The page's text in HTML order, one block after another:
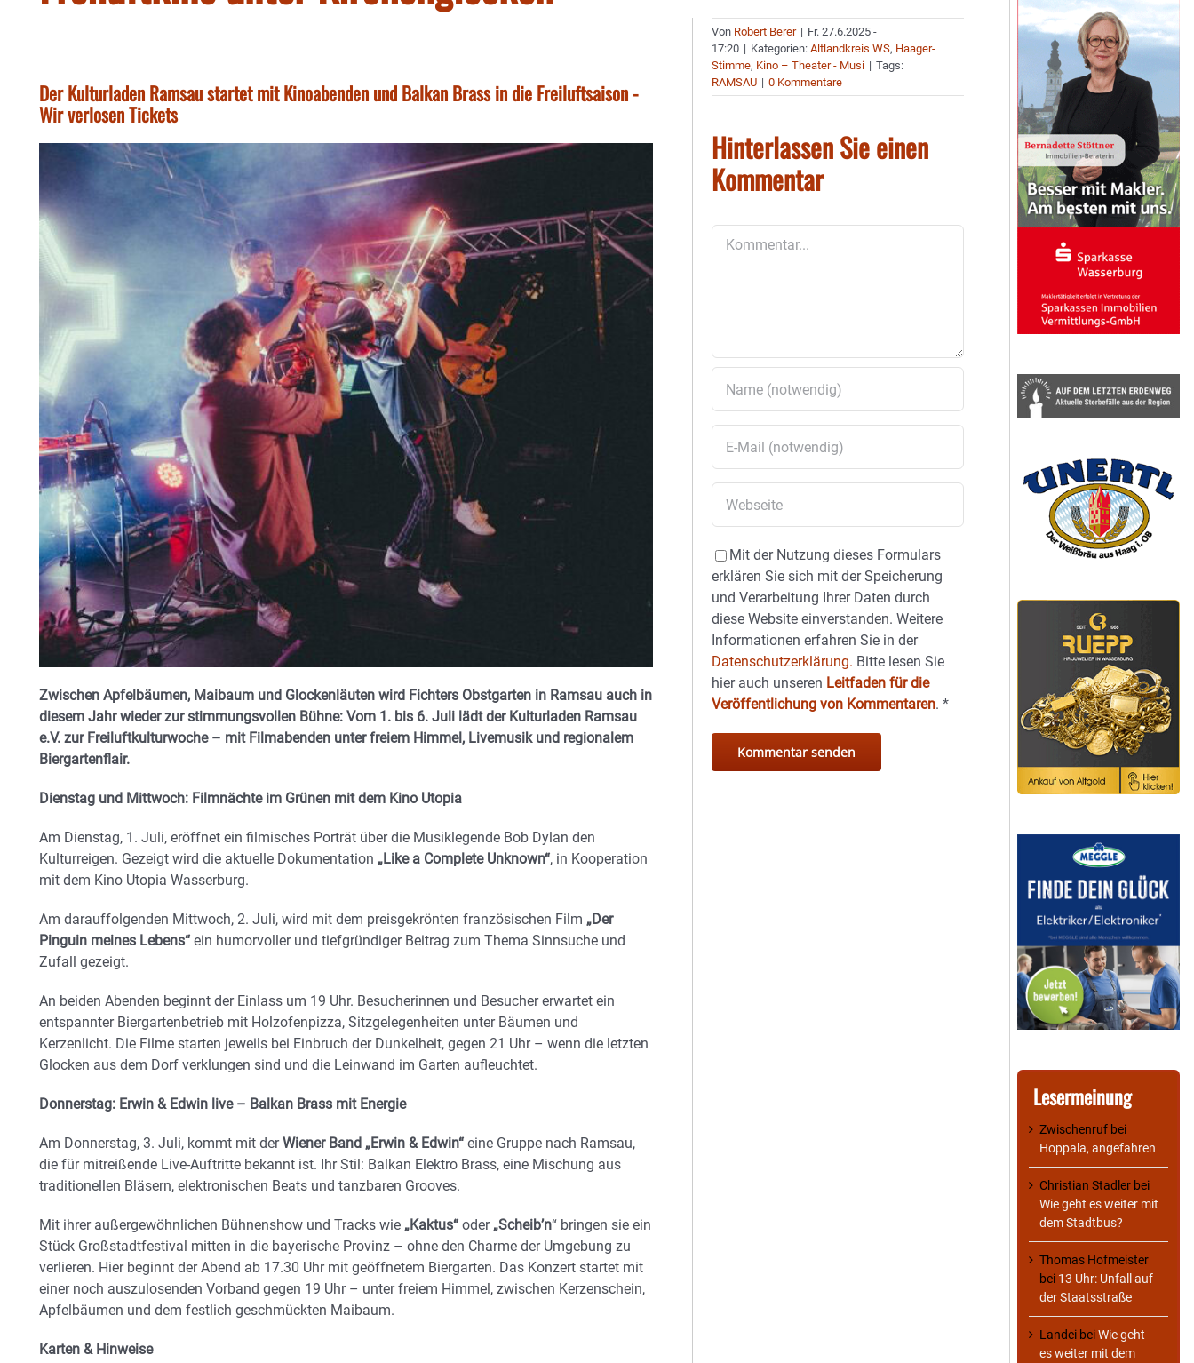
Der Kulturladen Ramsau startet mit Kinoabenden und Balkan Brass in die Freiluftsaison -
Wir verlosen Tickets
Zwischen Apfelbäumen, Maibaum und Glockenläuten wird Fichters Obstgarten in Ramsau auch in
diesem Jahr wieder zur stimmungsvollen Bühne: Vom 1. bis 6. Juli lädt der Kulturladen Ramsau
e.V. zur Freiluftkulturwoche – mit Filmabenden unter freiem Himmel, Livemusik und regionalem
Biergartenflair.
Dienstag und Mittwoch: Filmnächte im Grünen mit dem Kino Utopia
Am Dienstag, 1. Juli, eröffnet ein filmisches Porträt über die Musiklegende Bob Dylan den
Kulturreigen. Gezeigt wird die aktuelle Dokumentation „Like a Complete Unknown“, in Kooperation
mit dem Kino Utopia Wasserburg.
Am darauffolgenden Mittwoch, 2. Juli, wird mit dem preisgekrönten französischen Film „Der
Pinguin meines Lebens“ ein humorvoller und tiefgründiger Beitrag zum Thema Sinnsuche und
Zufall gezeigt.
An beiden Abenden beginnt der Einlass um 19 Uhr. Besucherinnen und Besucher erwartet ein
entspannter Biergartenbetrieb mit Holzofenpizza, Sitzgelegenheiten unter Bäumen und
Kerzenlicht. Die Filme starten jeweils bei Einbruch der Dunkelheit, gegen 21 Uhr – wenn die letzten
Glocken aus dem Dorf verklungen sind und die Leinwand im Garten aufleuchtet.
Donnerstag: Erwin & Edwin live – Balkan Brass mit Energie
Am Donnerstag, 3. Juli, kommt mit derWiener Band „Erwin & Edwin“ eine Gruppe nach Ramsau,
die für mitreißende Live-Auftritte bekannt ist. Ihr Stil: Balkan Elektro Brass, eine Mischung aus
traditionellen Bläsern, elektronischen Beats und tanzbaren Grooves.
Mit ihrer außergewöhnlichen Bühnenshow und Tracks wie „Kaktus“ oder „Scheib’n“ bringen sie ein
Stück Großstadtfestival mitten in die bayerische Provinz – ohne den Charme der Umgebung zu
verlieren. Hier beginnt der Abend ab 17.30 Uhr mit geöffnetem Biergarten. Das Konzert startet mit
einer noch auszulosenden Vorband gegen 19 Uhr – unter freiem Himmel, zwischen Kerzenschein,
Apfelbäumen und dem festlich geschmückten Maibaum.
Karten & Hinweise
Von Robert Berer | Fr. 27.6.2025 -
17:20 | Kategorien:Altlandkreis WS, Haager-
Stimme, Kino – Theater - Musi | Tags:
RAMSAU | 0 Kommentare
Hinterlassen Sie einen
Kommentar
Mit der Nutzung dieses Formulars
erklären Sie sich mit der Speicherung
und Verarbeitung Ihrer Daten durch
diese Website einverstanden. Weitere
Informationen erfahren Sie in der
Datenschutzerklärung. Bitte lesen Sie
hier auch unseren Leitfaden für die
Veröffentlichung von Kommentaren.*
Lesermeinung
Zwischenruf bei
Hoppala, angefahren
Christian Stadler bei
Wie geht es weiter mit
dem Stadtbus?
Thomas Hofmeister
bei 13 Uhr: Unfall auf
der Staatsstraße
Landei beiWie geht
es weiter mit dem